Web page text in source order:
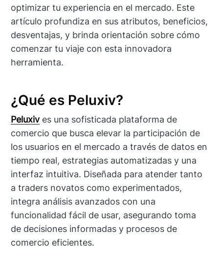
optimizar tu experiencia en el mercado. Este
artículo profundiza en sus atributos, beneficios,
desventajas, y brinda orientación sobre cómo
comenzar tu viaje con esta innovadora
herramienta.
¿Qué es Peluxiv?
Peluxives una sofisticada plataforma de
comercio que busca elevar la participación de
los usuarios en el mercado a través de datos en
tiempo real, estrategias automatizadas y una
interfaz intuitiva. Diseñada para atender tanto
a traders novatos como experimentados,
integra análisis avanzados con una
funcionalidad fácil de usar, asegurando toma
de decisiones informadas y procesos de
comercio eficientes.